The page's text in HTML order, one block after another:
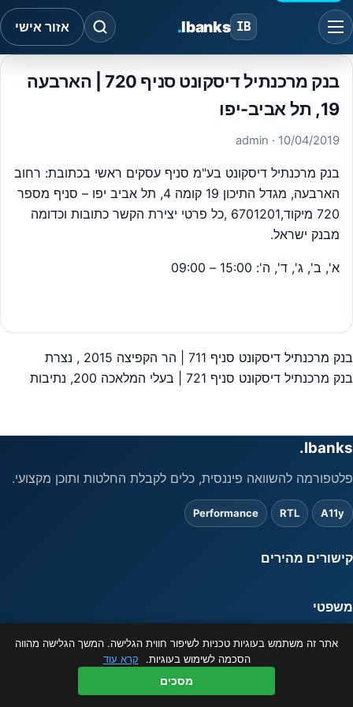
IB
Ibanks
. אזור אישי
בנק מרכנתיל דיסקונט סניף 720 | הארבעה
19, תל אביב-יפו
10/04/2019
· admin
בנק מרכנתיל דיסקונט בע"מ סניף עסקים ראשי בכתובת: רחוב
הארבעה, מגדל התיכון 19 קומה 4, תל אביב יפו – סניף מספר
720 מיקוד,6701201 ,כל פרטי יצירת הקשר כתובות וכדומה
מבנק ישראל.
א', ב', ג', ד', ה': 15:00 – 09:00
ניווט
בנק מרכנתיל דיסקונט סניף 711 | הר הקפיצה 2015 , נצרת
בנק מרכנתיל דיסקונט סניף 721 | בעלי המלאכה 200, נתיבות
Ibanks.
פלטפורמה להשוואה פיננסית, כלים לקבלת החלטות ותוכן מקצועי.
A11y
RTL
Performance
קישורים מהירים
משפטי
© 2026 ibanks.co.il
אתר זה משתמש בעוגיות טכניות לשיפור חווית הגלישה. המשך הגלישה מהווה
הסכמה לשימוש בעוגיות.
קרא עוד
מסכים